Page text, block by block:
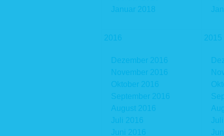
Januar 2018
2016
Dezember 2016
November 2016
Oktober 2016
September 2016
August 2016
Juli 2016
Juni 2016
2015
Die
S. 1,
Zudem